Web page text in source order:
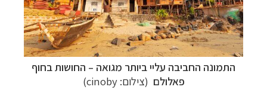
התמונה החביבה עליי ביותר מגואה – החושות בחוף
פאלולם (צילום: cinoby)